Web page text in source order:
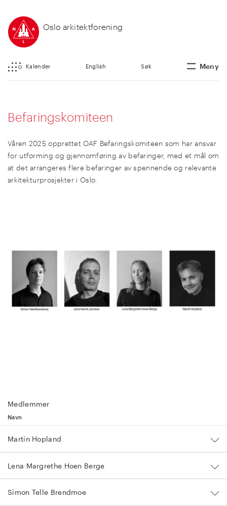
Oslo arkitektforening
Kalender English Søk Meny
Befaringskomiteen
Våren 2025 opprettet OAF Befaringskomiteen som har ansvar
for utforming og gjennomføring av befaringer, med et mål om
at det arrangeres flere befaringer av spennende og relevante
arkitekturprosjekter i Oslo.
Medlemmer
Navn
Martin Hopland
Lena Margrethe Hoen Berge
Simon Telle Brendmoe